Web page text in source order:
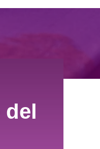
del